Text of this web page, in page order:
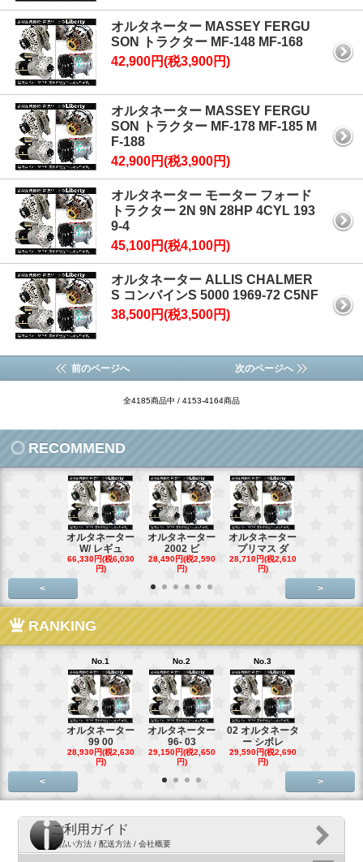
オルタネーター MASSEY FERGU
SON トラクター MF-148 MF-168
42,900円(税3,900円)
オルタネーター MASSEY FERGU
SON トラクター MF-178 MF-185 M
F-188
42,900円(税3,900円)
オルタネーター モーター フォード
トラクター 2N 9N 28HP 4CYL 193
9-4
45,100円(税4,100円)
オルタネーター ALLIS CHALMER
S コンバインS 5000 1969-72 C5NF
38,500円(税3,500円)
前のページへ 次のページへ
全4185商品中 / 4153-4164商品
RECOMMEND
オルタネーター
W/ レギュ
66,330円(税6,030
円)
オルタネーター
2002 ビ
28,490円(税2,590
円)
オルタネーター
プリマス ダ
28,710円(税2,610
円)
< >
RANKING
No.1
オルタネーター
99 00
28,930円(税2,630
円)
No.2
オルタネーター
96- 03
29,150円(税2,650
円)
No.3
02 オルタネータ
ー シボレ
29,590円(税2,690
円)
< >
ご利用ガイド
支払い方法 / 配送方法 / 会社概要